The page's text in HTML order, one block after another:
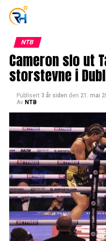
NTB
Cameron slo ut
storstevne i
Publisert 3 år siden den 21. mai
Av NTB